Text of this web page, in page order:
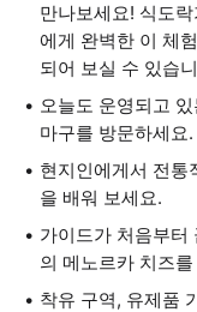
만나보세요! 식도
에게 완벽한 이 체
되어 보실 수 있습
오늘도 운영되고
마구를 방문하세요.
현지인에게서 전통
을 배워 보세요.
가이드가 처음부터
의 메노르카 치즈
착유 구역, 유제품